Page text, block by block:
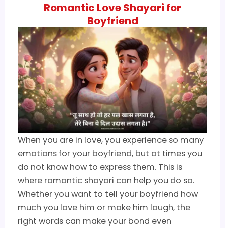
Romantic Love Shayari for
Boyfriend
When you are in love, you experience so many
emotions for your boyfriend, but at times you
do not know how to express them. This is
where romantic shayari can help you do so.
Whether you want to tell your boyfriend how
much you love him or make him laugh, the
right words can make your bond even